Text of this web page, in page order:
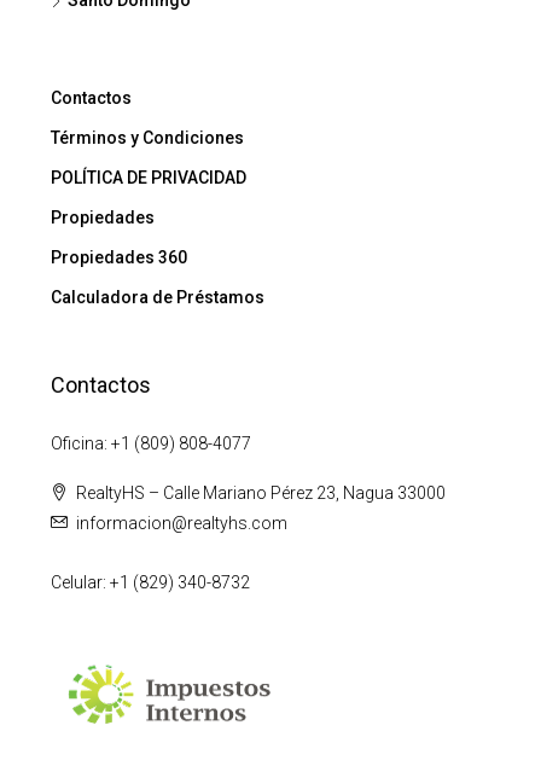
Contactos
Términos y Condiciones
POLÍTICA DE PRIVACIDAD
Propiedades
Propiedades 360
Calculadora de Préstamos
Contactos
Oficina: +1 (809) 808-4077
RealtyHS – Calle Mariano Pérez 23, Nagua 33000
informacion@realtyhs.com
Celular: +1 (829) 340-8732